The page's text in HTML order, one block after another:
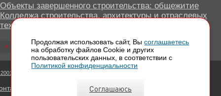
Объекты завершенного строительства: общежитие
Колледжа строительства, архитектуры и отраслевых
технологий, Липецк
Все новости
- 2026 Вентилируемые фасады КРАСПАН
информация
Продолжая использовать сайт, Высоглашаетесь
на обработку файлов Сookie и других
пользовательских данных, в соответствии с
Политикой конфиденциальности
Соглашаюсь